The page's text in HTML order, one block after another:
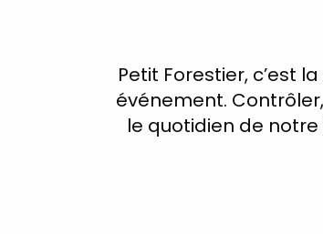
Petit Forestier, c’est
événement.
le quotidien de